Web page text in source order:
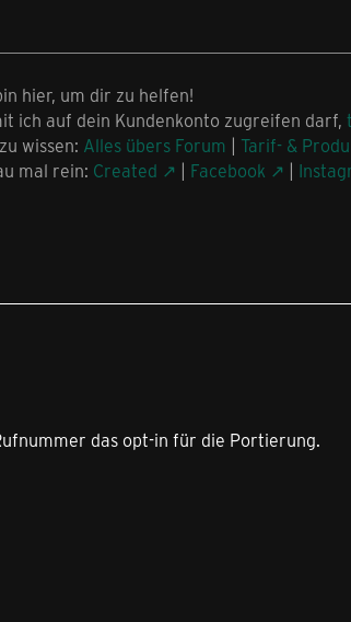
hier, um dir zu helfen!
ich auf dein Kundenkonto zugreifen darf,
wissen: Alles übers Forum | Tarif- &
mal rein: Created | Facebook |
das opt-in für die Portierung.